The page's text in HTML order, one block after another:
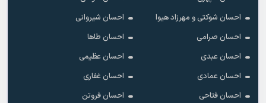
احسان شوکتی و مهرزاد هیوا
احسان شیروانی
احسان صرامی
احسان طاها
احسان عبدی
احسان عظیمی
احسان عمادی
احسان غفاری
احسان فتاحی
احسان فروتن